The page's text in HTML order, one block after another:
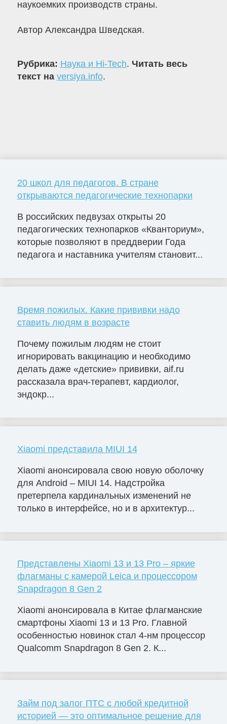
наукоемких производств страны.
Автор Александра Шведская.
Рубрика: Наука и Hi-Tech. Читать весь
текст на versiya.info.
20 школ для педагогов. В стране
открываются педагогические технопарки
В российских педвузах открыты 20
педагогических технопарков «Кванториум»,
которые позволяют в преддверии Года
педагога и наставника учителям становит...
Время пожилых. Какие прививки надо
ставить людям в возрасте
Почему пожилым людям не стоит
игнорировать вакцинацию и необходимо
делать даже «детские» прививки, aif.ru
рассказала врач-терапевт, кардиолог,
эндокр...
Xiaomi представила MIUI 14
Xiaomi анонсировала свою новую оболочку
для Android – MIUI 14. Надстройка
претерпела кардинальных изменений не
только в интерфейсе, но и в архитектур...
Представлены Xiaomi 13 и 13 Pro – яркие
флагманы с камерой Leica и процессором
Snapdragon 8 Gen 2
Xiaomi анонсировала в Китае флагманские
смартфоны Xiaomi 13 и 13 Pro. Главной
особенностью новинок стал 4-нм процессор
Qualcomm Snapdragon 8 Gen 2. К...
Займ под залог ПТС с любой кредитной
историей — это оптимальное решение для